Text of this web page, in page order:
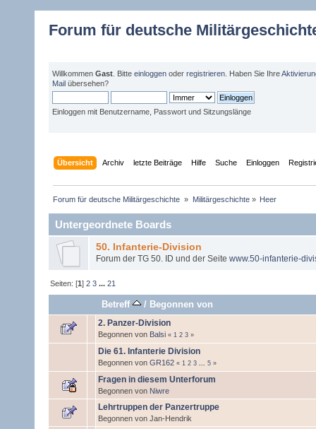
Forum für deutsche
Willkommen Gast . Bitte einloggen oder registrieren . Haben Sie Ihre
Mail übersehen?
Einloggen mit Benutzername, Passwort und Sitzungslänge
Übersicht Archiv letzte Beiträge Hilfe Suche Einloggen
Forum für deutsche Militärgeschichte » Militärgeschichte» Heer
Untergeordnete Boards
50. Infanterie-Division
Forum der TG 50. ID und der Seite www.50-infanterie-
Seiten: [1]2 3 ...21
Betreff / Begonnen von
2. Panzer-Division
Begonnen von Balsi « 1 2 3 »
Die 61. Infanterie Division
Begonnen von GR162 « 1 2 3 ... 5 »
Fragen in diesem Unterforum
Begonnen von Niwre
Lehrtruppen der Panzertruppe
Begonnen von Jan-Hendrik